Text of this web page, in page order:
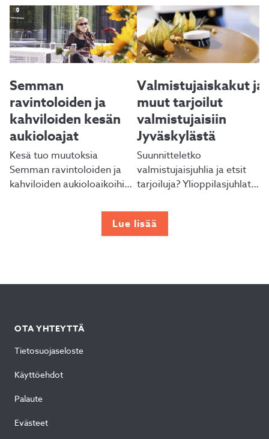
Semman
ravintoloiden ja
kahviloiden kesän
aukioloajat
Kesä tuo muutoksia
Semman ravintoloiden ja
kahviloiden aukioloaikoihin
Valmistujaiskakut ja
muut tarjoilut
valmistujaisiin
Jyväskylästä
Suunnitteletko
valmistujaisjuhlia ja etsit
tarjoiluja? Ylioppilasjuhlat
ylioppilaskakkua? Semma
Bakerylta tilaat kakut sekä
Lue lisää
OTA YHTEYTTÄ
Tietosuojaseloste
Käyttöehdot
Palaute
Evästeet